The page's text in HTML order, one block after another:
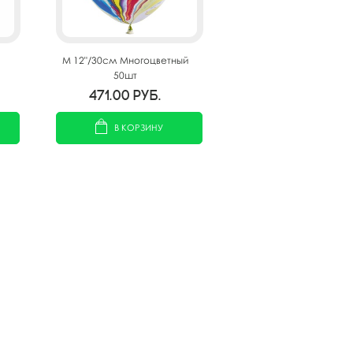
M 12"/30см Многоцветный
50шт
471.00 руб.
В КОРЗИНУ